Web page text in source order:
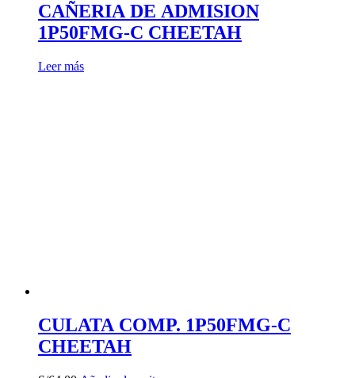
CAÑERIA DE ADMISION
1P50FMG-C CHEETAH
Leer más
CULATA COMP. 1P50FMG-C
CHEETAH